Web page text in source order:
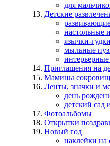
для
Детские
настольные
язычки-гудки
мыльные
Приглашения на
Мамины
Ленты, значки и
день
детский сад
Фотоальбомы
Открытки
Новый год
наклейки на